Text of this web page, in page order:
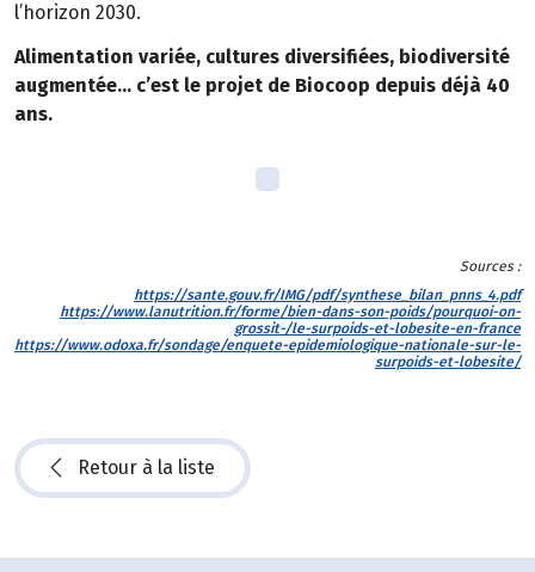
l’horizon 2030.
Alimentation variée, cultures diversifiées, biodiversité
augmentée… c’est le projet de Biocoop depuis déjà 40
ans.
Sources :
https://sante.gouv.fr/IMG/pdf/synthese_bilan_pnns_4.pdf
https://www.lanutrition.fr/forme/bien-dans-son-poids/pourquoi-on-
grossit-/le-surpoids-et-lobesite-en-france
https://www.odoxa.fr/sondage/enquete-epidemiologique-nationale-sur-le-
surpoids-et-lobesite/
Retour à la liste